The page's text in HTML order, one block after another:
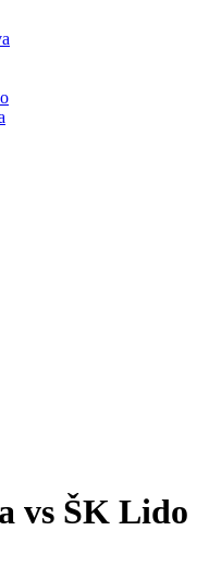
vs ŠK Lido